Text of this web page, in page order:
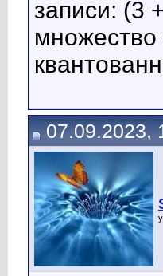
записи: (3
07.09.2023,